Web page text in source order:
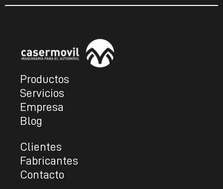
Productos
Servicios
Empresa
Blog
Clientes
Fabricantes
Contacto